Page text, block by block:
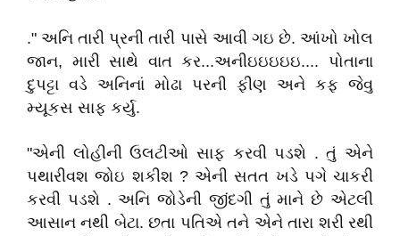
." અનિ તારી પ્રની તારી પાસે આવી ગઇ છે. આંખો ખોલ
જાન, મારી સાથે વાત કર...અનીઇઇઇઇઇ.... પોતાના
દુપટ્ટા વડે અનિનાં મોઢા પરની ફીણ અને કફ જેવુ
મ્યૂકસ સાફ કર્યુ.
"એની લોહીની ઉલટીઓ સાફ કરવી પડશે . તું એને
પથારીવશ જોઇ શકીશ ? એની સતત ખડે પગે ચાકરી
કરવી પડશે . અનિ જોડેની જીંદગી તું માને છે એટલી
આસાન નથી બેટા. છતા પતિએ તને એને તારા શરી રથી